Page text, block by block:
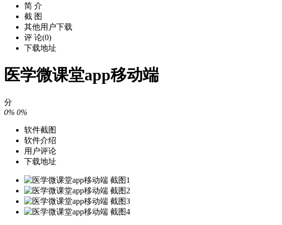
简 介
截 图
其他用户下载
评 论(0)
下载地址
医学微课堂app移动端
分
0% 0%
软件截图
软件介绍
用户评论
下载地址